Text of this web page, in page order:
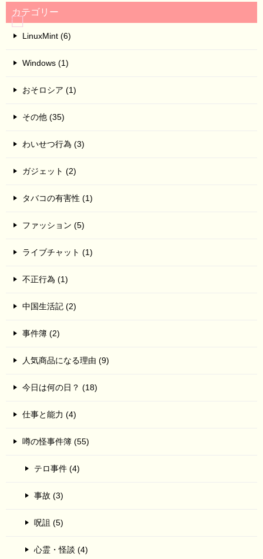
カテゴリー
LinuxMint (6)
Windows (1)
おそロシア (1)
その他 (35)
わいせつ行為 (3)
ガジェット (2)
タバコの有害性 (1)
ファッション (5)
ライブチャット (1)
不正行為 (1)
中国生活記 (2)
事件簿 (2)
人気商品になる理由 (9)
今日は何の日？ (18)
仕事と能力 (4)
噂の怪事件簿 (55)
テロ事件 (4)
事故 (3)
呪詛 (5)
心霊・怪談 (4)